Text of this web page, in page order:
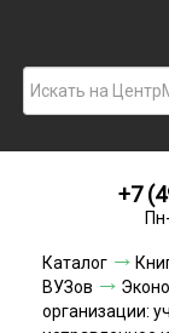
+7
Каталог
ВУЗов
организации: